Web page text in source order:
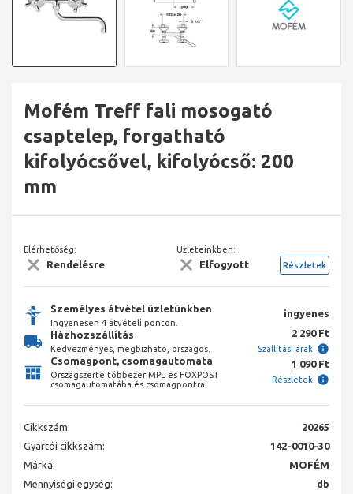
Mofém Treff fali mosogató
csaptelep, forgatható
kifolyócsővel, kifolyócső: 200
mm
Elérhetőség:
Rendelésre
Üzleteinkben:
Elfogyott Részletek
Személyes átvétel üzletünkben
Ingyenesen 4 átvételi ponton.
ingyenes
Házhozszállítás
Kedvezményes, megbízható, országos.
2 290 Ft
Szállítási árak
Csomagpont, csomagautomata
Országszerte többezer MPL és FOXPOST
csomagautomatába és csomagpontra!
1 090 Ft
Részletek
Cikkszám:
20265
Gyártói cikkszám:
142-0010-30
Márka:
MOFÉM
Mennyiségi egység:
db